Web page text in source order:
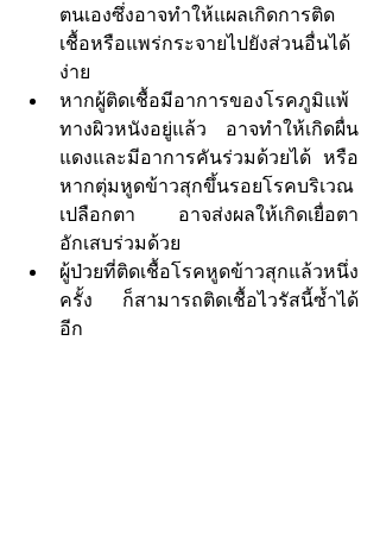
ตนเองซึ่งอาจทำให้แผลเกิดการติด
เชื้อหรือแพร่กระจายไปยังส่วนอื่นได้
ง่าย
หากผู้ติดเชื้อมีอาการของโรคภูมิแพ้
ทางผิวหนังอยู่แล้ว อาจทำให้เกิดผื่น
แดงและมีอาการคันร่วมด้วยได้ หรือ
หากตุ่มหูดข้าวสุกขึ้นรอยโรคบริเวณ
เปลือกตา อาจส่งผลให้เกิดเยื่อตา
อักเสบร่วมด้วย
ผู้ป่วยที่ติดเชื้อโรคหูดข้าวสุกแล้วหนึ่ง
ครั้ง ก็สามารถติดเชื้อไวรัสนี้ซ้ำได้
อีก